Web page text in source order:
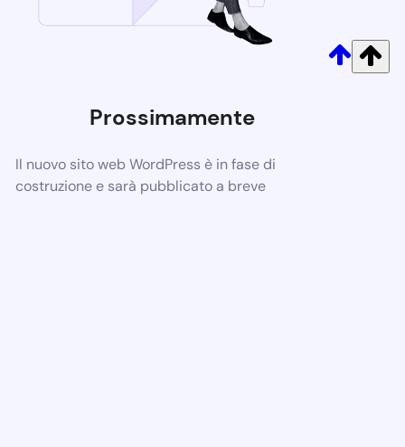
Prossimamente
Il nuovo sito web WordPress è in fase di
costruzione e sarà pubblicato a breve